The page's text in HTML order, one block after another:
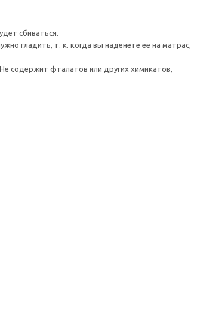
сбиваться.
гладить, т. к. когда вы наденете ее на матрас,
содержит фталатов или других химикатов,